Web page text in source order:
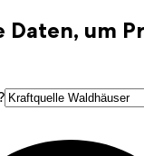
Daten, um